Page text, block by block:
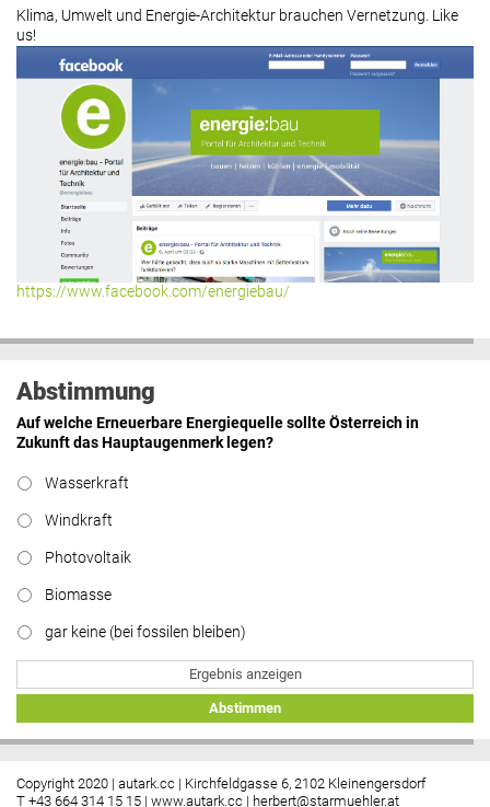
Klima, Umwelt und Energie-Architektur brauchen Vernetzung. Like
us!
https://www.facebook.com/energiebau/
Abstimmung
Auf welche Erneuerbare Energiequelle sollte Österreich in
Zukunft das Hauptaugenmerk legen?
Wasserkraft
Windkraft
Photovoltaik
Biomasse
gar keine (bei fossilen bleiben)
Ergebnis anzeigen
Abstimmen
Copyright 2020 | autark.cc | Kirchfeldgasse 6, 2102 Kleinengersdorf
T +43 664 314 15 15 | www.autark.cc | herbert@starmuehler.at